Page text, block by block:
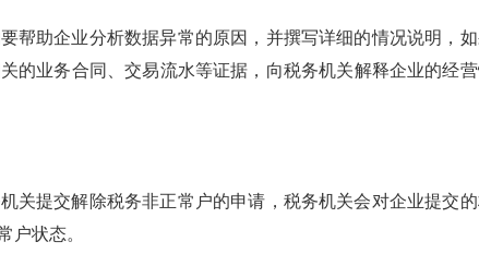
帮助企业分析数据异常的原因，并撰写详细的情况说明，
的业务合同、交易流水等证据，向税务机关解释企业的经
关提交解除税务非正常户的申请，税务机关会对企业提交
户状态。